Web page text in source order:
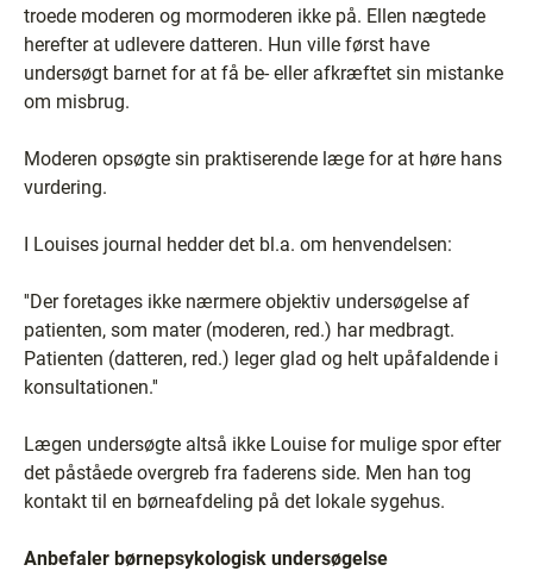
troede moderen og mormoderen ikke på. Ellen nægtede
herefter at udlevere datteren. Hun ville først have
undersøgt barnet for at få be- eller afkræftet sin mistanke
om misbrug.
Moderen opsøgte sin praktiserende læge for at høre hans
vurdering.
I Louises journal hedder det bl.a. om henvendelsen:
''Der foretages ikke nærmere objektiv undersøgelse af
patienten, som mater (moderen, red.) har medbragt.
Patienten (datteren, red.) leger glad og helt upåfaldende i
konsultationen.''
Lægen undersøgte altså ikke Louise for mulige spor efter
det påståede overgreb fra faderens side. Men han tog
kontakt til en børneafdeling på det lokale sygehus.
Anbefaler børnepsykologisk undersøgelse